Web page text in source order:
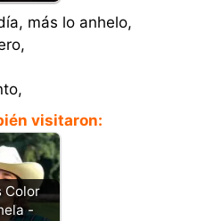
más lo anhelo,
visitaron:
Color
-